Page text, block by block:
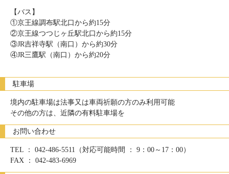
【バス】
①京王線調布駅北口から約15分
②京王線つつじヶ丘駅北口から約15分
③JR吉祥寺駅（南口）から約30分
④JR三鷹駅（南口）から約20分
駐車場
境内の駐車場は法事又は車両祈願の方のみ利用可能
その他の方は、近隣の有料駐車場を
お問い合わせ
TEL ： 042-486-5511（対応可能時間 ： 9：00～17：00）
FAX ： 042-483-6969